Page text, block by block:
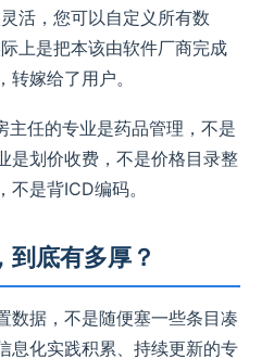
活，您可以自定义所有数
上是把本该由软件厂商完成
嫁给了用户。
主任的专业是药品管理，不是
是划价收费，不是价格目录整
是背ICD编码。
到底有多厚？
数据，不是随便塞一些条目凑
息化实践积累、持续更新的专